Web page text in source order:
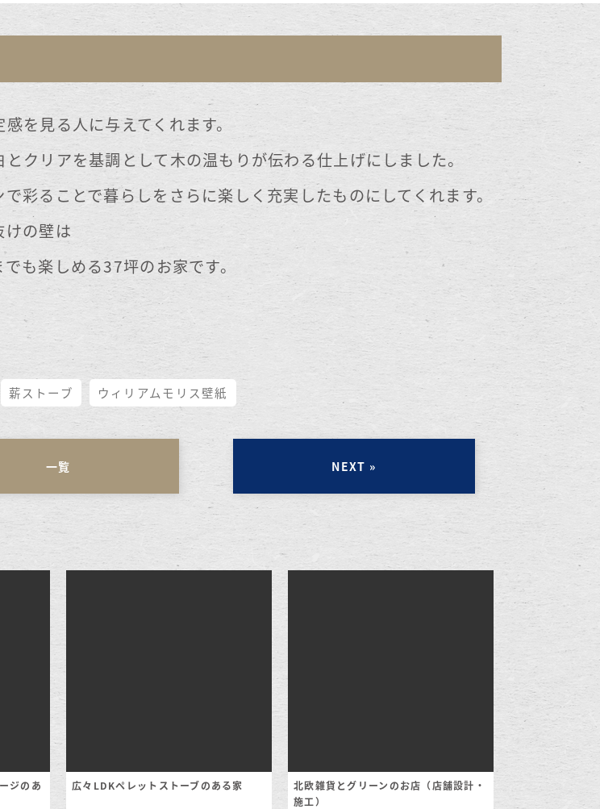
を見る人に与えてくれます。
クリアを基調として木の温もりが伝わる仕上げにしました。
彩ることで暮らしをさらに楽しく充実したものにしてくれます。
の壁は
も楽しめる37坪のお家です。
薪ストーブ ウィリアムモリス壁紙
一覧 NEXT »
ジのあ
広々LDKペレットストーブのある家
北欧雑貨とグリーンのお店（店舗設計・
施工）